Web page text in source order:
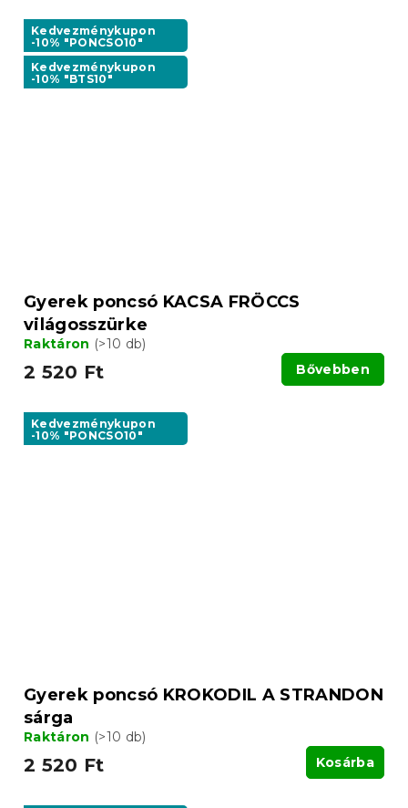
Kedvezménykupon
-10% "PONCSO10"
Kedvezménykupon
-10% "BTS10"
Gyerek poncsó KACSA FRÖCCS
világosszürke
Raktáron (>10 db)
2 520 Ft Bővebben
Kedvezménykupon
-10% "PONCSO10"
Gyerek poncsó KROKODIL A STRANDON
sárga
Raktáron (>10 db)
2 520 Ft Kosárba